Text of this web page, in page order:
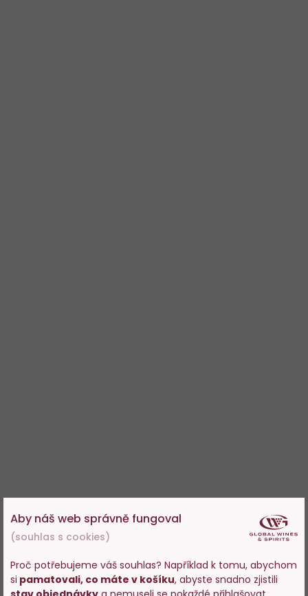
Aby náš web správně fungoval
(souhlas s cookies)
Proč potřebujeme váš souhlas? Například k tomu, abychom
si pamatovali, co máte v košíku, abyste snadno zjistili
Vstupujete na stránky